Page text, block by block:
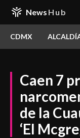
News Hub
CDMX
Caen 7
de la
‘El